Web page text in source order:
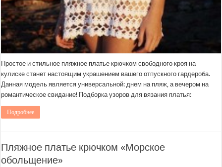
Простое и стильное пляжное платье крючком свободного кроя на
кулиске станет настоящим украшением вашего отпускного гардероба.
Данная модель является универсальной: днем на пляж, а вечером на
романтическое свидание! Подборка узоров для вязания платья:
Подробнее
Пляжное платье крючком «Морское
обольщение»